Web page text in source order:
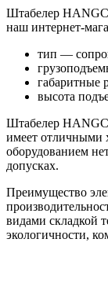
Штабелер
наш интернет-
тип —
габаритные
высота
Штабелер
имеет отличными
оборудованием
допусках.
Преимущество
видами складкой
экологичности,